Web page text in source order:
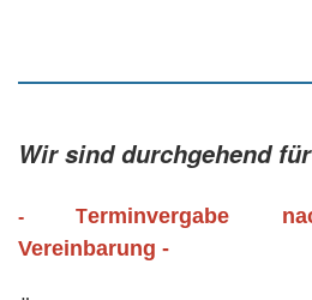
Wir sind durchgehend
- Terminvergabe
Vereinbarung -